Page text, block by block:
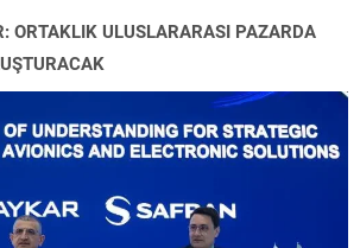
ORTAKLIK ULUSLARARASI PAZARDA